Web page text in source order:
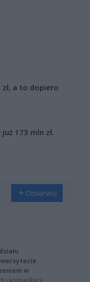
a to dopiero
173 mln zł.
Obserwuj
w
i komunikacji